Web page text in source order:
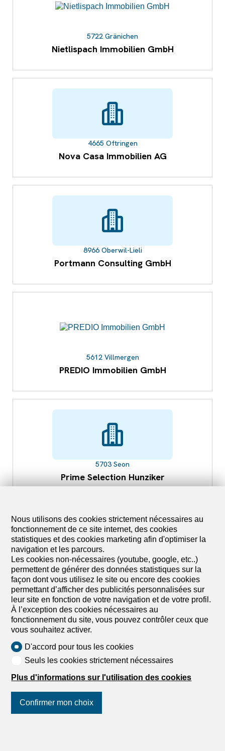
5722 Gränichen
Nietlispach Immobilien GmbH
4665 Oftringen
Nova Casa Immobilien AG
8966 Oberwil-Lieli
Portmann Consulting GmbH
5612 Villmergen
PREDIO Immobilien GmbH
5703 Seon
Prime Selection Hunziker
5000 Aarau
Provimmo KLG
5400 Baden
QUARTETT Immobilien GmbH
Nous utilisons des cookies strictement nécessaires au
fonctionnement de ce site internet, des cookies
statistiques et des cookies marketing afin d'optimiser la
navigation et les parcours.
Les cookies non-nécessaires (youtube, google, etc..)
permettent de générer des données statistiques sur la
façon dont vous utilisez le site ou encore des cookies
permettant d’afficher des publicités personnalisées sur
leur site en fonction de votre navigation et de votre profil.
À l’exception des cookies nécessaires au
fonctionnement du site, vous pouvez contrôler ceux que
vous souhaitez activer.
D'accord pour tous les cookies
Seuls les cookies strictement nécessaires
Plus d'informations sur l'utilisation des cookies
Confirmer mon choix